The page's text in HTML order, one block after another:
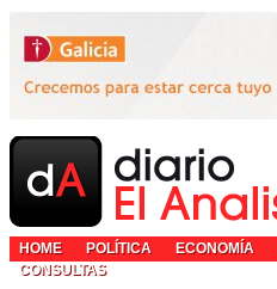
HOME POLÍTICA ECONOMÍA
CONSULTAS